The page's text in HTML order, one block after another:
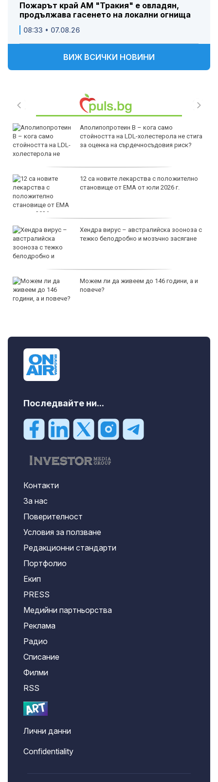
Пожарът край АМ "Тракия" е овладян,
продължава гасенето на локални огнища
08:33 • 07.08.26
ВИЖ ВСИЧКИ НОВИНИ
Аполипопротеин B – кога само
стойността на LDL-холестерола не стига
за оценка на сърдечносъдовия риск?
12 са новите лекарства с положително
становище от ЕМА от юли 2026 г.
Хендра вирус – австралийска зооноза с
тежко белодробно и мозъчно засягане
Можем ли да живеем до 146 години, а и
повече?
Последвайте ни...
Контакти
За нас
Поверителност
Условия за ползване
Редакционни стандарти
Портфолио
Екип
PRESS
Медийни партньорства
Реклама
Радио
Списание
Филми
RSS
Лични данни
Confidentiality